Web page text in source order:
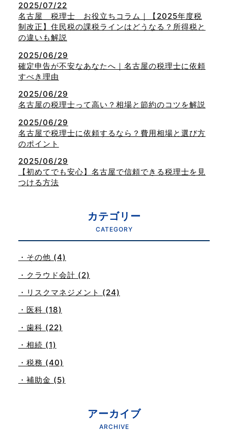
2025/07/22
名古屋 税理士 お役立ちコラム｜【2025年度税
制改正】住民税の課税ラインはどうなる？所得税と
の違いも解説
2025/06/29
確定申告が不安なあなたへ｜名古屋の税理士に依頼
すべき理由
2025/06/29
名古屋の税理士って高い？相場と節約のコツを解説
2025/06/29
名古屋で税理士に依頼するなら？費用相場と選び方
のポイント
2025/06/29
【初めてでも安心】名古屋で信頼できる税理士を見
つける方法
カテゴリー
CATEGORY
・その他 (4)
・クラウド会計 (2)
・リスクマネジメント (24)
・医科 (18)
・歯科 (22)
・相続 (1)
・税務 (40)
・補助金 (5)
アーカイブ
ARCHIVE